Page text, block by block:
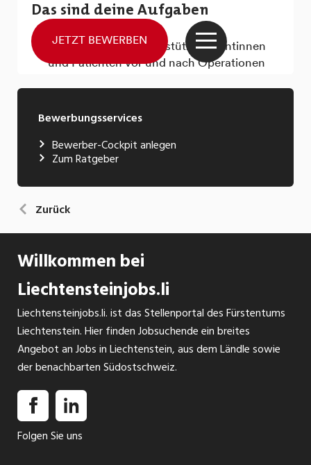
Bewerbungsservices
Bewerber-Cockpit anlegen
Zum Ratgeber
Zurück
Willkommen bei
Liechtensteinjobs.li
Liechtensteinjobs.li. ist das Stellenportal des Fürstentums
Liechtenstein. Hier finden Jobsuchende ein breites
Angebot an Jobs in Liechtenstein, aus dem Ländle sowie
der benachbarten Südostschweiz.
Folgen Sie uns